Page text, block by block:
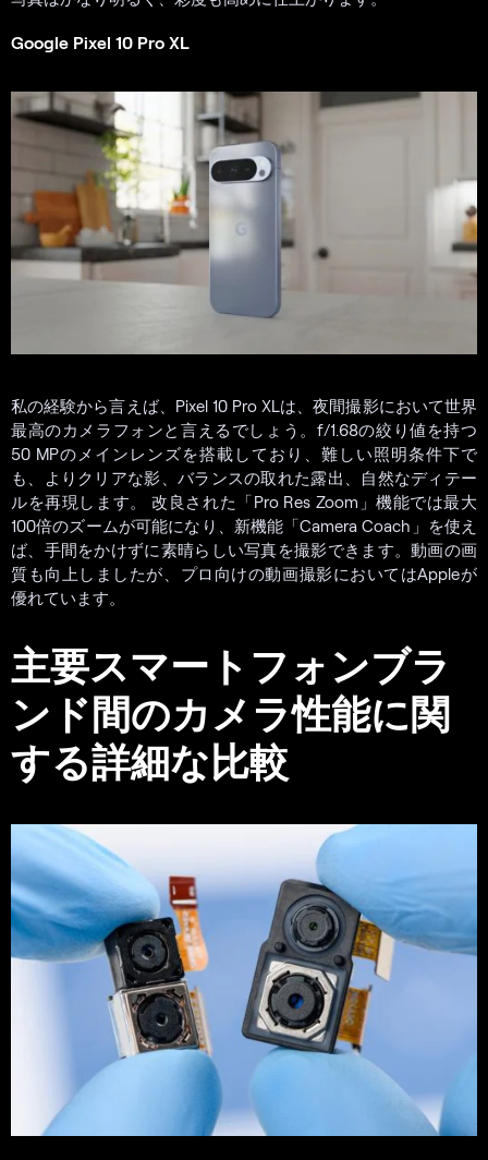
Google Pixel 10 Pro XL
私の経験から言えば、Pixel 10 Pro XLは、夜間撮影において世界
最高のカメラフォンと言えるでしょう。f/1.68の絞り値を持つ
50 MPのメインレンズを搭載しており、難しい照明条件下で
も、よりクリアな影、バランスの取れた露出、自然なディテー
ルを再現します。 改良された「Pro Res Zoom」機能では最大
100倍のズームが可能になり、新機能「Camera Coach」を使え
ば、手間をかけずに素晴らしい写真を撮影できます。動画の画
質も向上しましたが、プロ向けの動画撮影においてはAppleが
優れています。
主要スマートフォンブラ
ンド間のカメラ性能に関
する詳細な比較